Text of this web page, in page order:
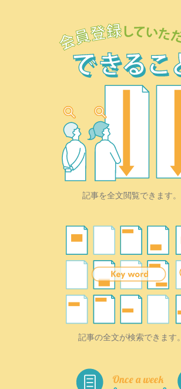
記事を全文閲覧できます。
記事の全文が検索できます。